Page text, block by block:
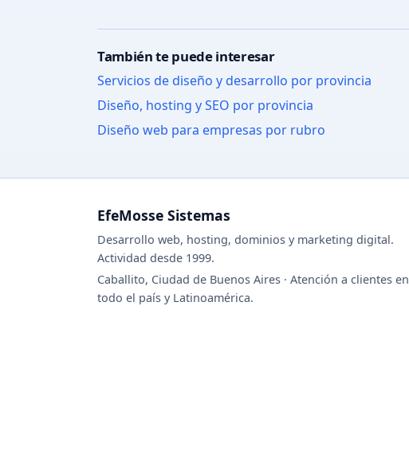
También te puede interesar
Servicios de diseño y desarrollo por provincia
Diseño, hosting y SEO por provincia
Diseño web para empresas por rubro
EfeMosse Sistemas
Desarrollo web, hosting, dominios y marketing digital.
Actividad desde 1999.
Caballito, Ciudad de Buenos Aires · Atención a clientes en
todo el país y Latinoamérica.